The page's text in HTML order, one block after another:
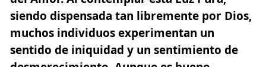
siendo dispensada tan libremente por Dios,
muchos individuos experimentan un
sentido de iniquidad y un sentimiento de